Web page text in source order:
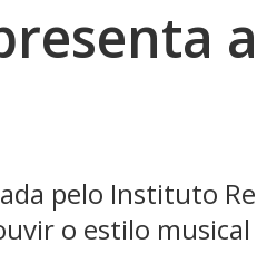
pelo Instituto
o estilo musical